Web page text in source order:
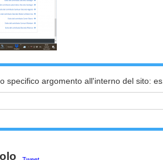
specifico argomento all'interno del sito: es.